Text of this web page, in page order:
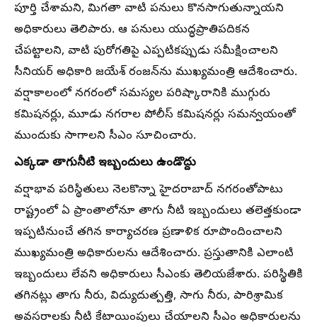
పూర్తి చేశామని, మిగతా వాటి పనులు కొనసాగుతున్నాయని
అధికారులు తెలిపారు. ఆ పనులు యుద్ధప్రాతిపదికన
చేపట్టాలని, వాటి పురోగతిపై ఎప్పటికప్పుడు సమీక్షించాలని
సీనియర్ అధికారి జయేశ్ రంజన్‌ను ముఖ్యమంత్రి ఆదేశించారు.
వర్షాకాలంలో నగరంలో సమస్యల పరిష్కారానికి ముగ్గురు
కమిషనర్లు, మూడు నగరాల పోలీస్ కమిషనర్లు సమన్వయంతో
ముందుకు సాగాలని సీఎం సూచించారు.
ఎక్కడా తాగునీటి ఇబ్బందులు ఉండొద్దు
వర్షాభావ పరిస్థితులు నెలకొన్నా హైదరాబాద్ నగరంతోపాటు
రాష్ట్రంలో ఏ ప్రాంతాలోనూ తాగు నీటి ఇబ్బందులు తలెత్తకుండా
ఇప్పటినుంచే తగిన కార్యాచరణ ప్రణాళిక రూపొందించాలని
ముఖ్యమంత్రి అధికారులను ఆదేశించారు. ప్రస్తుతానికి ఎలాంటి
ఇబ్బందులు లేవని అధికారులు సీఎంకు తెలియజేశారు. పరిస్థితికి
తగినట్లు తాగు నీరు, విద్యుదుత్పత్తి, సాగు నీరు, పారిశ్రామిక
అవసరాలకు నీటి కేటాయింపులు చేయాలని సీఎం అధికారులను